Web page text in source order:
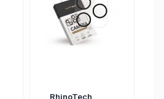
RhinoTech